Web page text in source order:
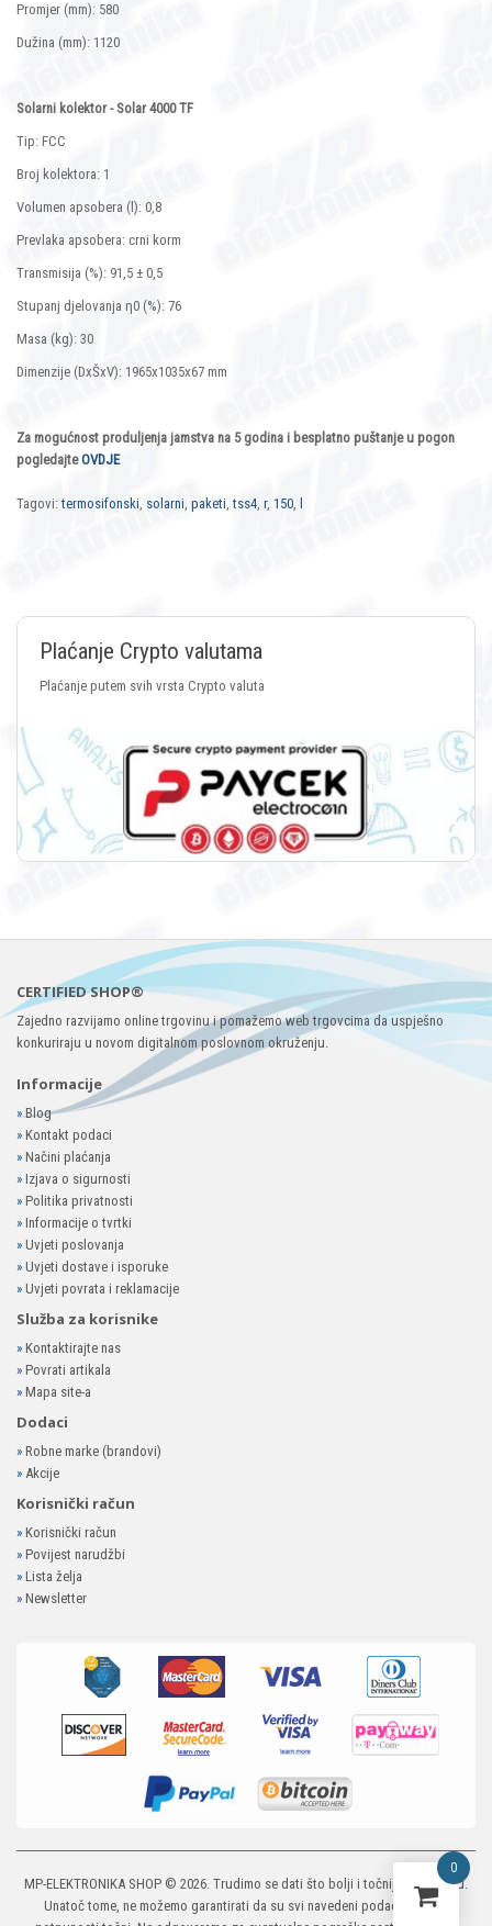
Promjer (mm): 580
Dužina (mm): 1120
Solarni kolektor - Solar 4000 TF
Tip: FCC
Broj kolektora: 1
Volumen apsobera (l): 0,8
Prevlaka apsobera: crni korm
Transmisija (%): 91,5 ± 0,5
Stupanj djelovanja η0 (%): 76
Masa (kg): 30
Dimenzije (DxŠxV): 1965x1035x67 mm
Za mogućnost produljenja jamstva na 5 godina i besplatno puštanje u pogon
pogledajte OVDJE
Tagovi:termosifonski, solarni, paketi,tss4, r, 150,
Plaćanje Crypto valutama
Plaćanje putem svih vrsta Crypto valuta
CERTIFIED SHOP®
Zajedno razvijamo online trgovinu i pomažemo web trgovcima da uspješno
konkuriraju u novom digitalnom poslovnom okruženju.
Informacije
»Blog
» Kontakt podaci
» Načini plaćanja
» Izjava o sigurnosti
» Politika privatnosti
» Informacije o tvrtki
» Uvjeti poslovanja
» Uvjeti dostave i isporuke
» Uvjeti povrata i reklamacije
Služba za korisnike
» Kontaktirajte nas
» Povrati artikala
» Mapa site-a
Dodaci
» Robne marke (brandovi)
» Akcije
Korisnički račun
» Korisnički račun
» Povijest narudžbi
» Lista želja
» Newsletter
MP-ELEKTRONIKA SHOP © 2026. Trudimo se dati što bolji i točniji opis i sliku.
Unatoč tome, ne možemo garantirati da su svi navedeni podaci i slike u
0